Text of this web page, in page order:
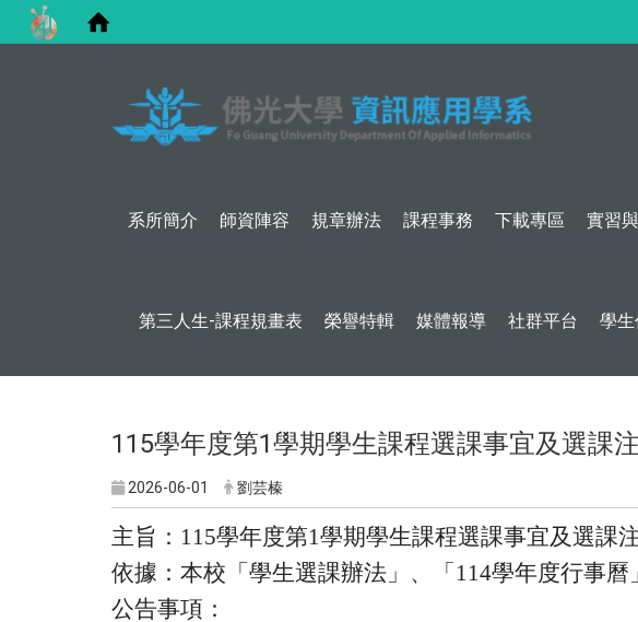
:::
系所簡介 師資陣容 規章辦法 課程事務 下載專區 實習
第三人生-課程規畫表 榮譽特輯 媒體報導 社群平台 學
115學年度第1學期學生課程選課事宜及選課
2026-06-01 劉芸榛
主旨： 115學年度第1學期學生課程選課事宜及選課注
依據：本校「學生選課辦法」、「 114學年度行事曆
公告事項：